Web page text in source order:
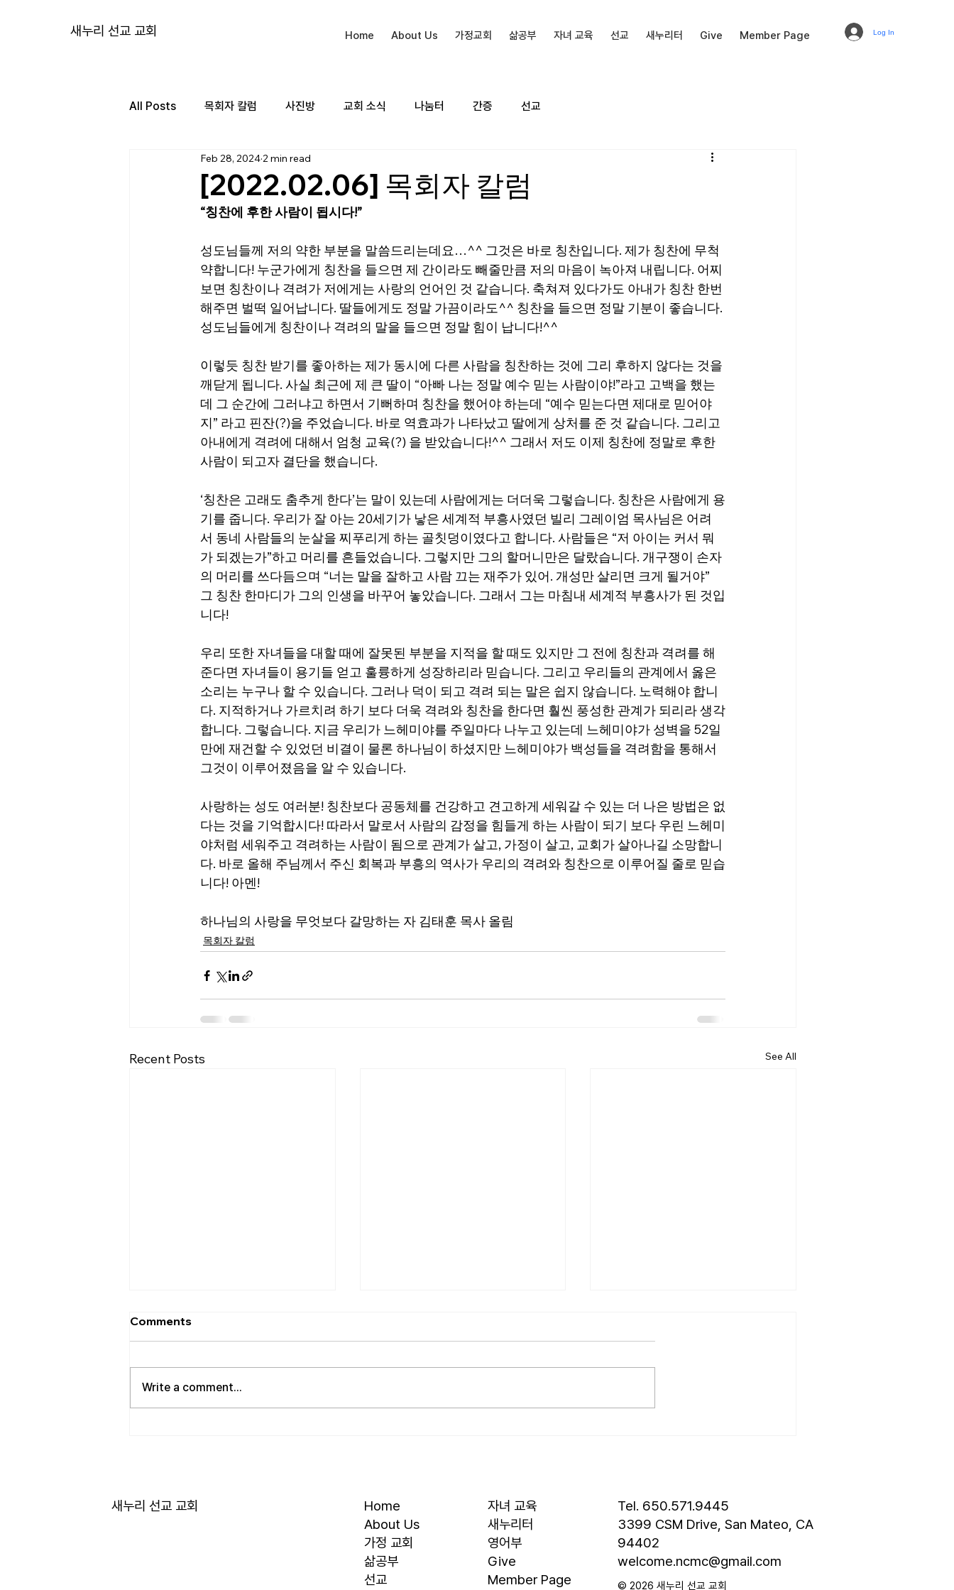
새누리 선교 교회 Home About Us 가정교회 삶공부 자녀 교육 선교 새누리터 Give Member Page Log In
All Posts 목회자 칼럼 사진방 교회 소식 나눔터 간증 선교
[2022.02.06] 목회자 칼럼
Feb 28, 2024 2 min read
“칭찬에 후한 사람이 됩시다!”
성도님들께 저의 약한 부분을 말씀드리는데요…^^ 그것은 바로 칭찬입니다. 제가 칭찬에 무척
약합니다! 누군가에게 칭찬을 들으면 제 간이라도 빼줄만큼 저의 마음이 녹아져 내립니다. 어찌
보면 칭찬이나 격려가 저에게는 사랑의 언어인 것 같습니다. 축쳐져 있다가도 아내가 칭찬 한번
해주면 벌떡 일어납니다. 딸들에게도 정말 가끔이라도^^ 칭찬을 들으면 정말 기분이 좋습니다.
성도님들에게 칭찬이나 격려의 말을 들으면 정말 힘이 납니다!^^
이렇듯 칭찬 받기를 좋아하는 제가 동시에 다른 사람을 칭찬하는 것에 그리 후하지 않다는 것을
깨닫게 됩니다. 사실 최근에 제 큰 딸이 “아빠 나는 정말 예수 믿는 사람이야!”라고 고백을 했는
데 그 순간에 그러냐고 하면서 기뻐하며 칭찬을 했어야 하는데 “예수 믿는다면 제대로 믿어야
지” 라고 핀잔(?)을 주었습니다. 바로 역효과가 나타났고 딸에게 상처를 준 것 같습니다. 그리고
아내에게 격려에 대해서 엄청 교육(?) 을 받았습니다!^^ 그래서 저도 이제 칭찬에 정말로 후한
사람이 되고자 결단을 했습니다.
‘칭찬은 고래도 춤추게 한다’는 말이 있는데 사람에게는 더더욱 그렇습니다. 칭찬은 사람에게 용
기를 줍니다. 우리가 잘 아는 20세기가 낳은 세계적 부흥사였던 빌리 그레이엄 목사님은 어려
서 동네 사람들의 눈살을 찌푸리게 하는 골칫덩이였다고 합니다. 사람들은 “저 아이는 커서 뭐
가 되겠는가”하고 머리를 흔들었습니다. 그렇지만 그의 할머니만은 달랐습니다. 개구쟁이 손자
의 머리를 쓰다듬으며 “너는 말을 잘하고 사람 끄는 재주가 있어. 개성만 살리면 크게 될거야”
그 칭찬 한마디가 그의 인생을 바꾸어 놓았습니다. 그래서 그는 마침내 세계적 부흥사가 된 것입
니다!
우리 또한 자녀들을 대할 때에 잘못된 부분을 지적을 할 때도 있지만 그 전에 칭찬과 격려를 해
준다면 자녀들이 용기들 얻고 훌륭하게 성장하리라 믿습니다. 그리고 우리들의 관계에서 옳은
소리는 누구나 할 수 있습니다. 그러나 덕이 되고 격려 되는 말은 쉽지 않습니다. 노력해야 합니
다. 지적하거나 가르치려 하기 보다 더욱 격려와 칭찬을 한다면 훨씬 풍성한 관계가 되리라 생각
합니다. 그렇습니다. 지금 우리가 느헤미야를 주일마다 나누고 있는데 느헤미야가 성벽을 52일
만에 재건할 수 있었던 비결이 물론 하나님이 하셨지만 느헤미야가 백성들을 격려함을 통해서
그것이 이루어졌음을 알 수 있습니다.
사랑하는 성도 여러분! 칭찬보다 공동체를 건강하고 견고하게 세워갈 수 있는 더 나은 방법은 없
다는 것을 기억합시다! 따라서 말로서 사람의 감정을 힘들게 하는 사람이 되기 보다 우린 느헤미
야처럼 세워주고 격려하는 사람이 됨으로 관계가 살고, 가정이 살고, 교회가 살아나길 소망합니
다. 바로 올해 주님께서 주신 회복과 부흥의 역사가 우리의 격려와 칭찬으로 이루어질 줄로 믿습
니다! 아멘!
하나님의 사랑을 무엇보다 갈망하는 자 김태훈 목사 올림
목회자 칼럼
Recent Posts See All
[2026.08.02] “세상에서 제일
요? 모두가 아시는 대로 바로 교만
입니다. 이번 새벽기도 본문인 에
그렇다면 하나님께서는 왜 이토록
교만을 싫어하실까요? 성경에 말
다. 산업혁명 이후 급속도로 발전
고, 쇼핑몰에 가지 않아도 온라인
으로 필요한 물건을 주문하면 집까
지 배달받을 수 있습니다. 식료품
장
우리는 살아가는 동안 수많은 기대
대, 관계를 맺을 때 갖는 기대 등 기
음 3장 8절, “그러므로 회
Comments
Write a comment...
Home
About Us
​가정 교회
​삶공부
​선교
자녀 교육
새누리터
영어부
Give
Member Page
Tel. 650.571.9445
3399 CSM Drive, San Mateo, CA
94402
welcome.ncmc@gmail.com
© 2026 새누리 선교 교회
새누리 선교 교회